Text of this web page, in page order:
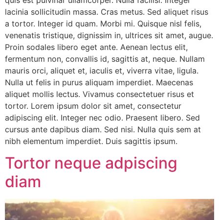
lacinia sollicitudin massa. Cras metus. Sed aliquet risus
a tortor. Integer id quam. Morbi mi. Quisque nisl felis,
venenatis tristique, dignissim in, ultrices sit amet, augue.
Proin sodales libero eget ante. Aenean lectus elit,
fermentum non, convallis id, sagittis at, neque. Nullam
mauris orci, aliquet et, iaculis et, viverra vitae, ligula.
Nulla ut felis in purus aliquam imperdiet. Maecenas
aliquet mollis lectus. Vivamus consectetuer risus et
tortor. Lorem ipsum dolor sit amet, consectetur
adipiscing elit. Integer nec odio. Praesent libero. Sed
cursus ante dapibus diam. Sed nisi. Nulla quis sem at
nibh elementum imperdiet. Duis sagittis ipsum.
Tortor neque adpiscing
diam